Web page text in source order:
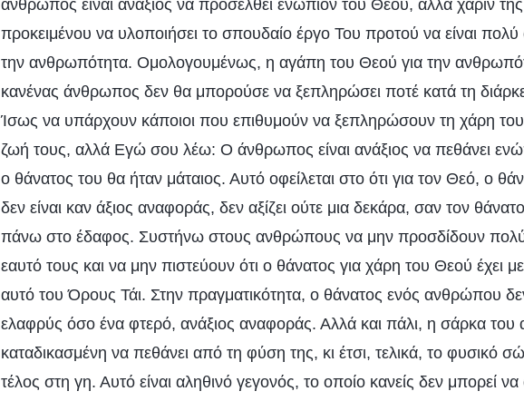
άνθρωπος είναι ανάξιος να προσέλθει ενώπιον του Θεού, αλλά χάριν της
προκειμένου να υλοποιήσει το σπουδαίο έργο Του προτού να είναι
την ανθρωπότητα. Ομολογουμένως, η αγάπη του Θεού για την
κανένας άνθρωπος δεν θα μπορούσε να ξεπληρώσει ποτέ κατά τη
Ίσως να υπάρχουν κάποιοι που επιθυμούν να ξεπληρώσουν τη χάρη
ζωή τους, αλλά Εγώ σου λέω: Ο άνθρωπος είναι ανάξιος να πεθάνει
ο θάνατος του θα ήταν μάταιος. Αυτό οφείλεται στο ότι για τον Θεό, ο
δεν είναι καν άξιος αναφοράς, δεν αξίζει ούτε μια δεκάρα, σαν τον
πάνω στο έδαφος. Συστήνω στους ανθρώπους να μην προσδίδουν πολύ
εαυτό τους και να μην πιστεύουν ότι ο θάνατος για χάρη του Θεού έχει
αυτό του Όρους Τάι. Στην πραγματικότητα, ο θάνατος ενός ανθρώπου
ελαφρύς όσο ένα φτερό, ανάξιος αναφοράς. Αλλά και πάλι, η σάρκα του
καταδικασμένη να πεθάνει από τη φύση της, κι έτσι, τελικά, το φυσικό
τέλος στη γη. Αυτό είναι αληθινό γεγονός, το οποίο κανείς δεν μπορεί να